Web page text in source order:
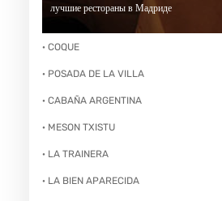
лучшие рестораны в Мадриде
· COQUE
· POSADA DE LA VILLA
· CABAÑA ARGENTINA
· MESON TXISTU
· LA TRAINERA
· LA BIEN APARECIDA